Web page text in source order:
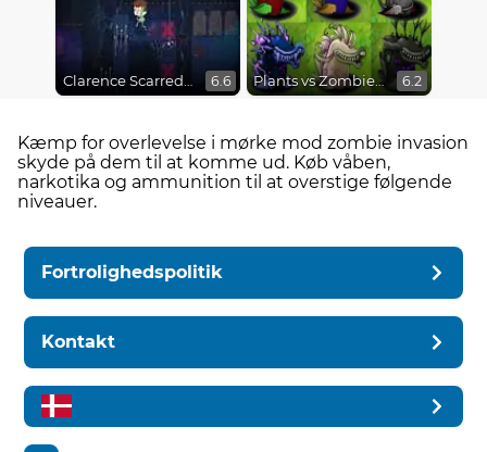
Clarence Scarred Silly 6.6 Plants vs Zombies Fusion Mode 6.2
Kæmp for overlevelse i mørke mod zombie invasion
skyde på dem til at komme ud. Køb våben,
narkotika og ammunition til at overstige følgende
niveauer.
Fortrolighedspolitik
Kontakt